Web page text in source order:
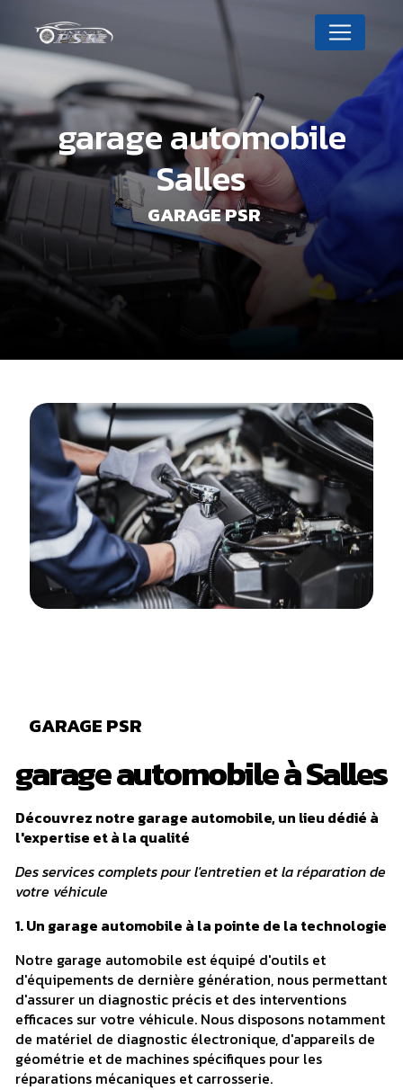
garage automobile
Salles
GARAGE PSR
GARAGE PSR
garage automobile à Salles
Découvrez notre garage automobile, un lieu dédié à
l'expertise et à la qualité
Des services complets pour l'entretien et la réparation de
votre véhicule
1. Un garage automobile à la pointe de la technologie
Notre garage automobile est équipé d'outils et
d'équipements de dernière génération, nous permettant
d'assurer un diagnostic précis et des interventions
efficaces sur votre véhicule. Nous disposons notamment
de matériel de diagnostic électronique, d'appareils de
géométrie et de machines spécifiques pour les
réparations mécaniques et carrosserie.